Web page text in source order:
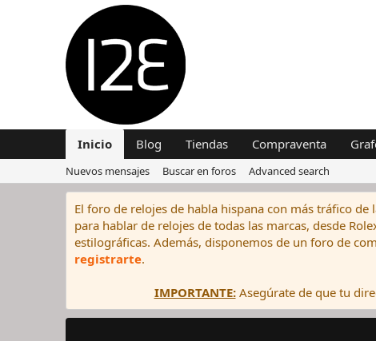
Inicio Blog Tiendas Compraventa
Nuevos mensajes Buscar en foros Advanced search
El foro de relojes de habla hispana con más tráfico
para hablar de relojes de todas las marcas, desde
estilográficas. Además, disponemos de un foro de
registrarte.
IMPORTANTE:Asegúrate de que tu